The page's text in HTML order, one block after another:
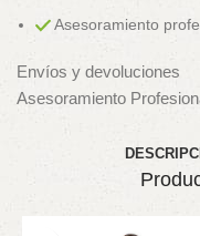
Asesoramiento
Envíos y devoluciones
Asesoramiento